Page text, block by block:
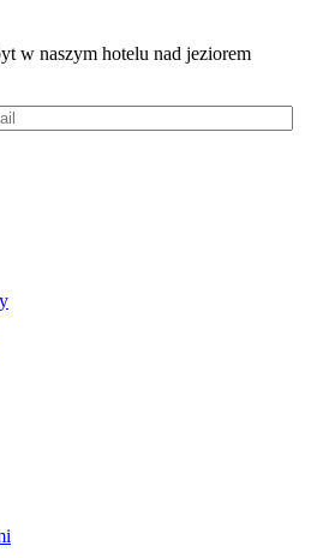
w naszym hotelu nad jeziorem